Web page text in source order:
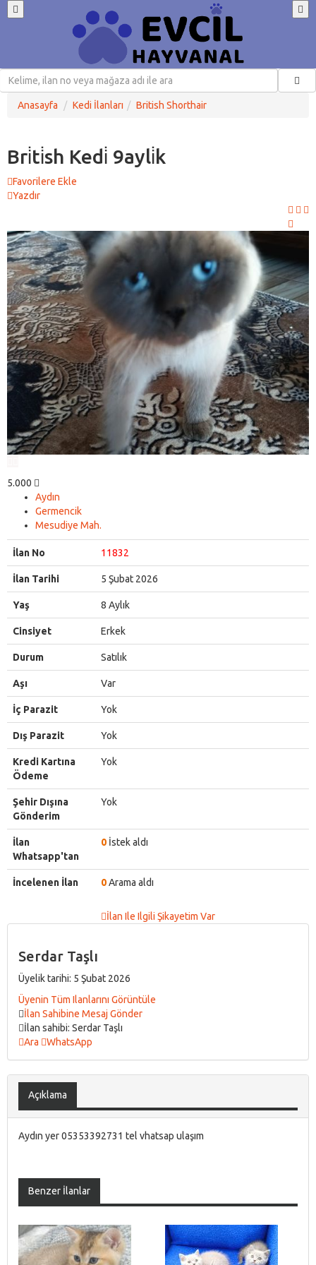
Anasayfa Kedi İlanları British Shorthair
Bri̇ti̇sh Kedi̇ 9ayli̇k
Favorilere Ekle
Yazdır
5.000
Aydın
Germencik
Mesudiye Mah.
İlan No 11832
İlan Tarihi 5 Şubat 2026
Yaş 8 Aylık
Cinsiyet Erkek
Durum Satılık
Aşı Var
İç Parazit Yok
Dış Parazit Yok
Kredi Kartına
Ödeme
Yok
Şehir Dışına
Gönderim
Yok
İlan
Whatsapp'tan
0 İstek aldı
İncelenen İlan 0Arama aldı
İlan Ile Ilgili Şikayetim Var
Serdar Taşlı
Üyelik tarihi: 5 Şubat 2026
Üyenin Tüm Ilanlarını Görüntüle
İlan Sahibine Mesaj Gönder
İlan sahibi: Serdar Taşlı
Ara
WhatsApp
Açıklama
Aydın yer 05353392731 tel vhatsap ulaşım
Benzer İlanlar